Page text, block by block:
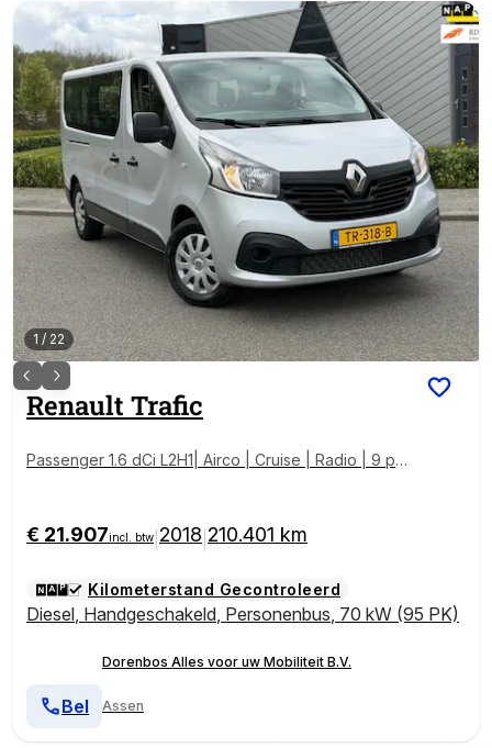
1 / 22
Renault Trafic
Passenger 1.6 dCi L2H1| Airco | Cruise | Radio | 9 per
€ 21.907incl. btw 2018 210.401 km
Kilometerstand Gecontroleerd
Diesel, Handgeschakeld, Personenbus, 70 kW (95 PK)
Dorenbos Alles voor uw Mobiliteit B.V.
Assen
Bel